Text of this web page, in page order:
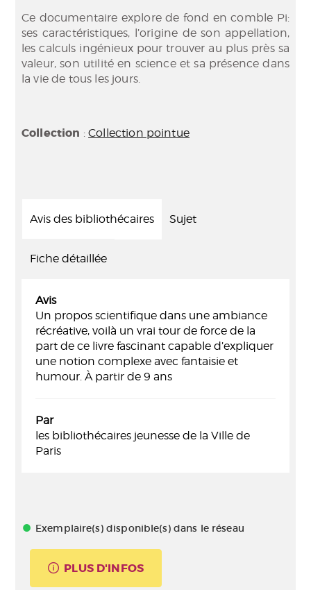
Ce documentaire explore de fond en comble Pi:
ses caractéristiques, l’origine de son appellation,
les calculs ingénieux pour trouver au plus près sa
valeur, son utilité en science et sa présence dans
la vie de tous les jours.
Collection :Collection pointue
Avis des bibliothécaires Sujet
Fiche détaillée
Avis
Un propos scientifique dans une ambiance
récréative, voilà un vrai tour de force de la
part de ce livre fascinant capable d’expliquer
une notion complexe avec fantaisie et
humour. À partir de 9 ans
Par
les bibliothécaires jeunesse de la Ville de
Paris
Exemplaire(s) disponible(s) dans le réseau
PLUS D'INFOS